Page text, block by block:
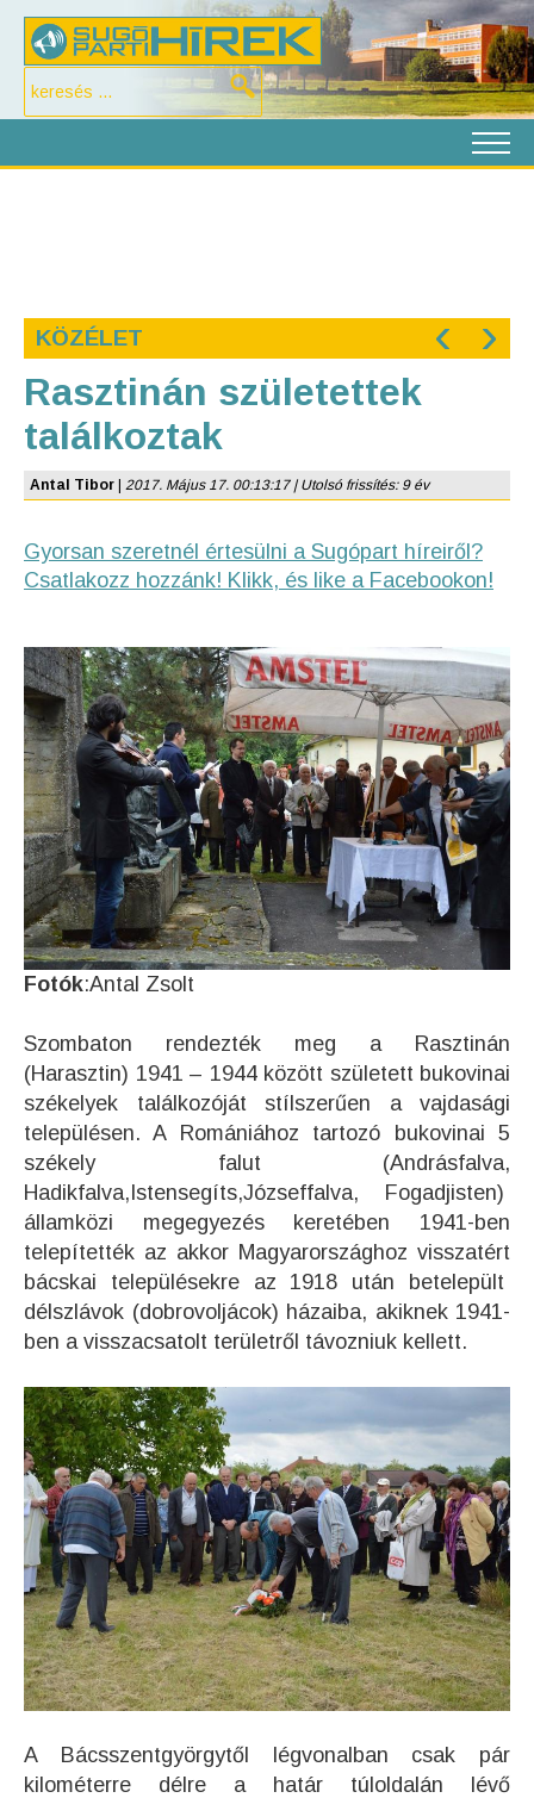
KÖZÉLET ‹ ›
Rasztinán születettek
találkoztak
Antal Tibor 2017. Május 17. 00:13:17 | Utolsó frissítés: 9 év
Gyorsan szeretnél értesülni a Sugópart híreiről?
Csatlakozz hozzánk! Klikk, és like a Facebookon!
Fotók:Antal Zsolt
Szombaton rendezték meg a Rasztinán
(Harasztin) 1941 – 1944 között született bukovinai
székelyek találkozóját stílszerűen a vajdasági
településen. A Romániához tartozó bukovinai 5
székely falut (Andrásfalva,
Hadikfalva,Istensegíts,Józseffalva, Fogadjisten)
államközi megegyezés keretében 1941-ben
telepítették az akkor Magyarországhoz visszatért
bácskai településekre az 1918 után betelepült
délszlávok (dobrovoljácok) házaiba, akiknek 1941-
ben a visszacsatolt területről távozniuk kellett.
A Bácsszentgyörgytől légvonalban csak pár
kilométerre délre a határ túloldalán lévő